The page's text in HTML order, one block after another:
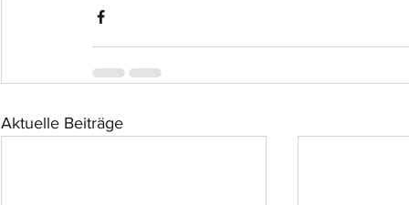
Aktuelle Beiträge